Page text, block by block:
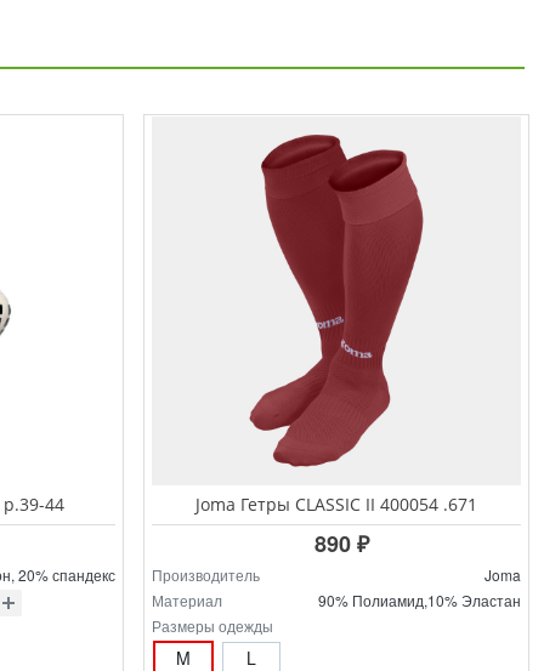
44
20% спандекс
Joma Гетры CLASSIC II 400054 .671
890 ₽
Производитель
Joma
Материал
90% Полиамид,10% Эластан
Размеры одежды
M L